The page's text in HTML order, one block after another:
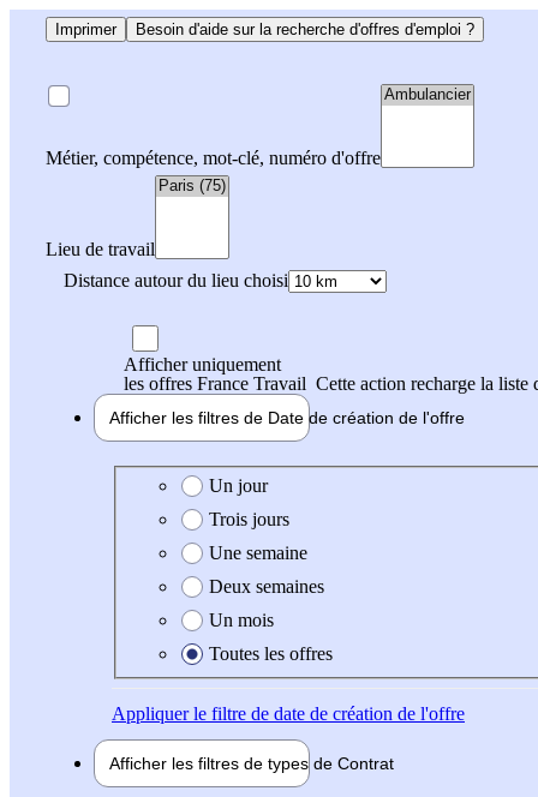
Imprimer Besoin d'aide sur la recherche d'offres d'emploi ?
Métier, compétence, mot-clé, numéro d'offre
Lieu de travail
Distance autour du lieu choisi
Afficher uniquement
les offres France Travail Cette action recharge la liste
Afficher les filtres de Date de création de l'offre
Date de création de l'offre
Un jour
Trois jours
Une semaine
Deux semaines
Un mois
Toutes les offres
Appliquerle filtre de date de création de l'offre
Afficher les filtres de types de Contrat